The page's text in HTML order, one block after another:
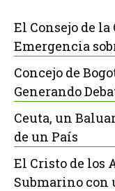
El Consejo de
Emergencia
Concejo de
Generando
Ceuta, un
de un País
El Cristo de los
Submarino con